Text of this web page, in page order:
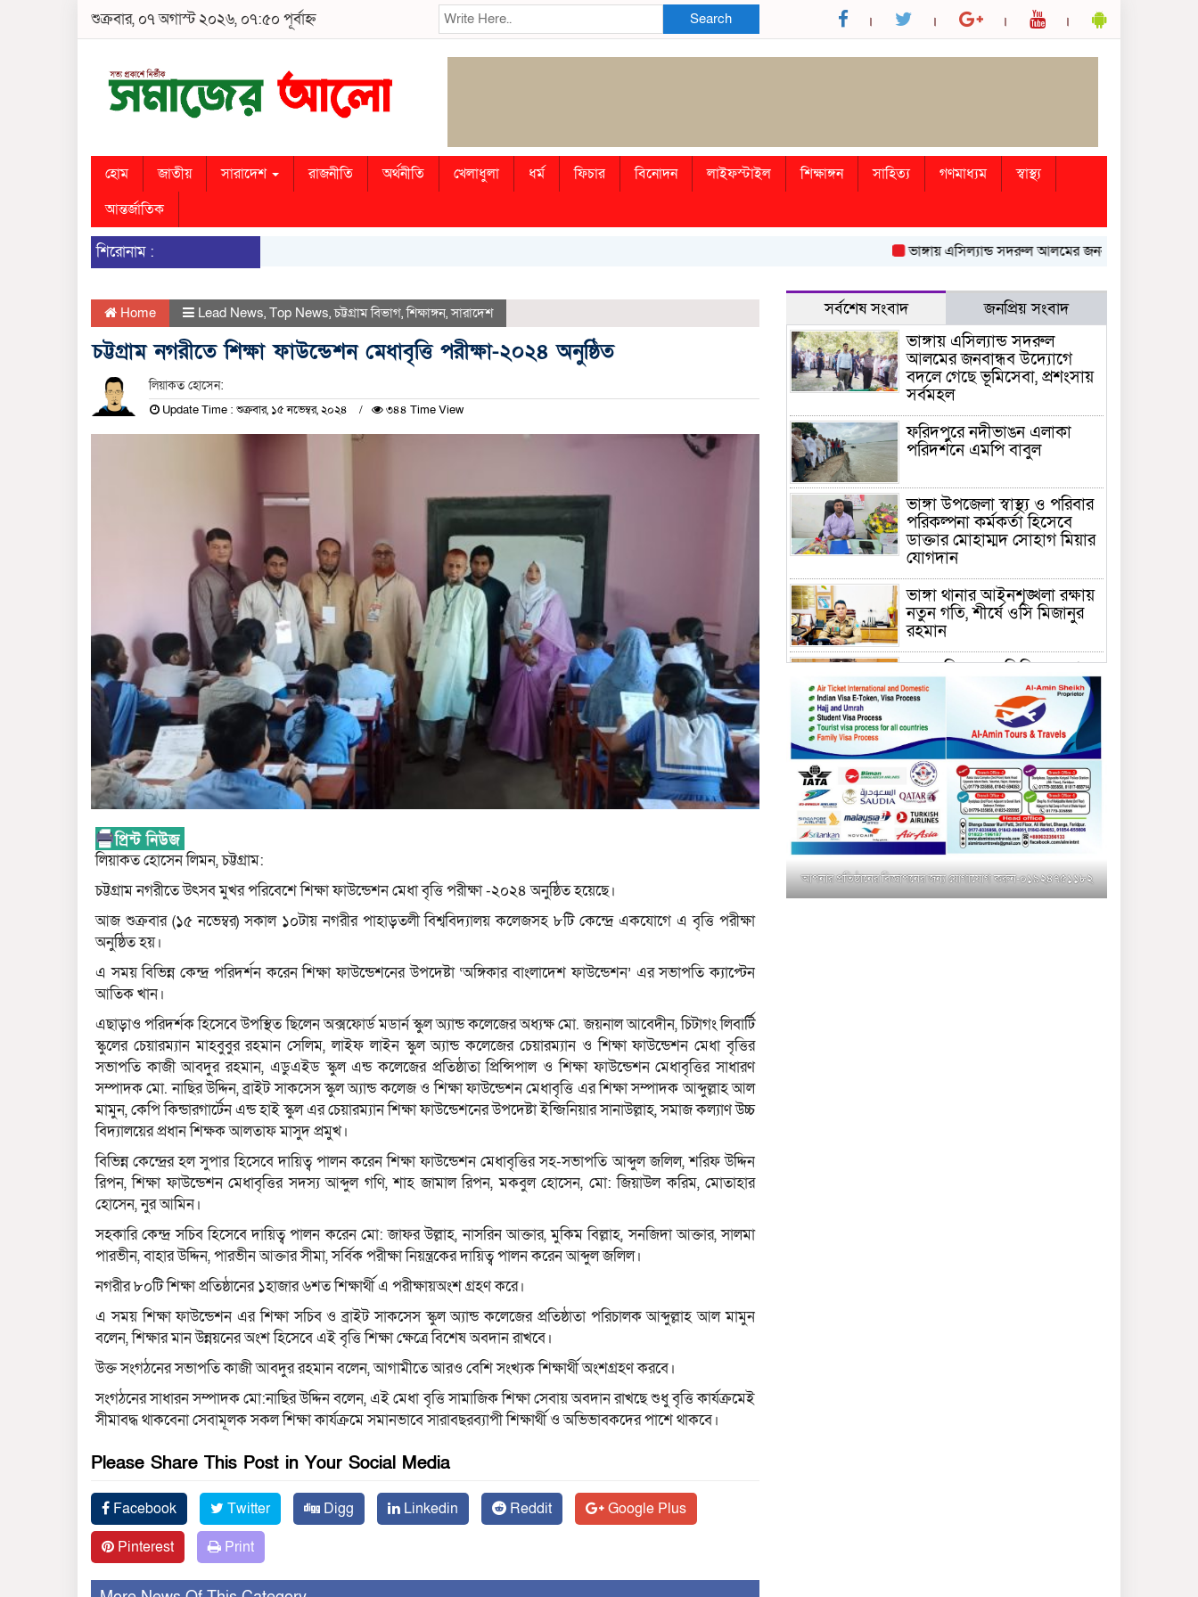
শুক্রবার, ০৭ অগাস্ট ২০২৬, ০৭:৫০ পূর্বাহ্ন Search
হোম জাতীয় সারাদেশ রাজনীতি অর্থনীতি খেলাধুলা ধর্ম ফিচার বিনোদন লাইফস্টাইল শিক্ষাঙ্গন সাহিত্য গণমাধ্যম
স্বাস্থ্য
আন্তর্জাতিক
শিরোনাম : ভাঙ্গায় এসিল্যান্ড সদরুল আলমের জনবান্ধব উদ্যোগে বদলে
Home Lead News, Top News,চট্টগ্রাম বিভাগ,শিক্ষাঙ্গন,সারাদেশ
চট্টগ্রাম নগরীতে শিক্ষা ফাউন্ডেশন মেধাবৃত্তি পরীক্ষা-২০২৪ অনুষ্ঠিত
লিয়াকত হোসেন:
Update Time : শুক্রবার, ১৫ নভেম্বর, ২০২৪ ৩৪৪ Time View
লিয়াকত হোসেন লিমন, চট্টগ্রাম:
চট্টগ্রাম নগরীতে উৎসব মুখর পরিবেশে শিক্ষা ফাউন্ডেশন মেধা বৃত্তি পরীক্ষা -২০২৪ অনুষ্ঠিত হয়েছে।
আজ শুক্রবার (১৫ নভেম্বর) সকাল ১০টায় নগরীর পাহাড়তলী বিশ্ববিদ্যালয় কলেজসহ ৮টি কেন্দ্রে একযোগে এ বৃত্তি পরীক্ষা
অনুষ্ঠিত হয়।
এ সময় বিভিন্ন কেন্দ্র পরিদর্শন করেন শিক্ষা ফাউন্ডেশনের উপদেষ্টা ‘অঙ্গিকার বাংলাদেশ ফাউন্ডেশন’ এর সভাপতি ক্যাপ্টেন
আতিক খান।
এছাড়াও পরিদর্শক হিসেবে উপস্থিত ছিলেন অক্সফোর্ড মডার্ন স্কুল অ্যান্ড কলেজের অধ্যক্ষ মো. জয়নাল আবেদীন, চিটাগং লিবার্টি
স্কুলের চেয়ারম্যান মাহবুবুর রহমান সেলিম, লাইফ লাইন স্কুল অ্যান্ড কলেজের চেয়ারম্যান ও শিক্ষা ফাউন্ডেশন মেধা বৃত্তির
সভাপতি কাজী আবদুর রহমান, এডুএইড স্কুল এন্ড কলেজের প্রতিষ্ঠাতা প্রিন্সিপাল ও শিক্ষা ফাউন্ডেশন মেধাবৃত্তির সাধারণ
সম্পাদক মো. নাছির উদ্দিন, ব্রাইট সাকসেস স্কুল অ্যান্ড কলেজ ও শিক্ষা ফাউন্ডেশন মেধাবৃত্তি এর শিক্ষা সম্পাদক আব্দুল্লাহ আল
মামুন, কেপি কিন্ডারগার্টেন এন্ড হাই স্কুল এর চেয়ারম্যান শিক্ষা ফাউন্ডেশনের উপদেষ্টা ইন্জিনিয়ার সানাউল্লাহ, সমাজ কল্যাণ উচ্চ
বিদ্যালয়ের প্রধান শিক্ষক আলতাফ মাসুদ প্রমুখ।
বিভিন্ন কেন্দ্রের হল সুপার হিসেবে দায়িত্ব পালন করেন শিক্ষা ফাউন্ডেশন মেধাবৃত্তির সহ-সভাপতি আব্দুল জলিল, শরিফ উদ্দিন
রিপন, শিক্ষা ফাউন্ডেশন মেধাবৃত্তির সদস্য আব্দুল গণি, শাহ জামাল রিপন, মকবুল হোসেন, মো: জিয়াউল করিম, মোতাহার
হোসেন, নুর আমিন।
সহকারি কেন্দ্র সচিব হিসেবে দায়িত্ব পালন করেন মো: জাফর উল্লাহ, নাসরিন আক্তার, মুকিম বিল্লাহ, সনজিদা আক্তার, সালমা
পারভীন, বাহার উদ্দিন, পারভীন আক্তার সীমা, সর্বিক পরীক্ষা নিয়ন্ত্রকের দায়িত্ব পালন করেন আব্দুল জলিল।
নগরীর ৮০টি শিক্ষা প্রতিষ্ঠানের ১হাজার ৬শত শিক্ষার্থী এ পরীক্ষায়অংশ গ্রহণ করে।
এ সময় শিক্ষা ফাউন্ডেশন এর শিক্ষা সচিব ও ব্রাইট সাকসেস স্কুল অ্যান্ড কলেজের প্রতিষ্ঠাতা পরিচালক আব্দুল্লাহ আল মামুন
বলেন, শিক্ষার মান উন্নয়নের অংশ হিসেবে এই বৃত্তি শিক্ষা ক্ষেত্রে বিশেষ অবদান রাখবে।
উক্ত সংগঠনের সভাপতি কাজী আবদুর রহমান বলেন, আগামীতে আরও বেশি সংখ্যক শিক্ষার্থী অংশগ্রহণ করবে।
সংগঠনের সাধারন সম্পাদক মো:নাছির উদ্দিন বলেন, এই মেধা বৃত্তি সামাজিক শিক্ষা সেবায় অবদান রাখছে শুধু বৃত্তি কার্যক্রমেই
সীমাবদ্ধ থাকবেনা সেবামূলক সকল শিক্ষা কার্যক্রমে সমানভাবে সারাবছরব্যাপী শিক্ষার্থী ও অভিভাবকদের পাশে থাকবে।
Please Share This Post in Your Social Media
Facebook Twitter Digg Linkedin Reddit
Google Plus
Pinterest
Print
সর্বশেষ সংবাদ জনপ্রিয় সংবাদ
ভাঙ্গায় এসিল্যান্ড সদরুল
আলমের জনবান্ধব উদ্যোগে
বদলে গেছে ভূমিসেবা, প্রশংসায়
সর্বমহল
ফরিদপুরে নদীভাঙন এলাকা
পরিদর্শনে এমপি বাবুল
ভাঙ্গা উপজেলা স্বাস্থ্য ও পরিবার
পরিকল্পনা কর্মকর্তা হিসেবে
ডাক্তার মোহাম্মদ সোহাগ মিয়ার
যোগদান
ভাঙ্গা থানার আইনশৃঙ্খলা রক্ষায়
নতুন গতি, শীর্ষে ওসি মিজানুর
রহমান
ময়মনসিংহের অতিরিক্ত জেলা
প্রশাসক (রাজস্ব) আজিম উদ্দিন
ভূমি মন্ত্রণালয়ে পদায়ন
সাবেক এমপির প্রেস সেক্রেটারি
রফিকের ক্ষমতার দাপট ও গণ-
অসন্তোষের তথ্য গায়েব করে
ত্রিশাল থানার সাজানো রিপোর্ট
মুক্তাগাছায় জুলাই শহীদ
সামিদের কবর জিয়ারত ও পৌর
কমিটির কার্যক্রম শুরু
শহিদুল ইসলাম বাবুলের হাত
আপনার প্রতিষ্ঠানের বিজ্ঞাপনের জন্য যোগাযোগ করুন-০১৯২৪৭৫১১৮২